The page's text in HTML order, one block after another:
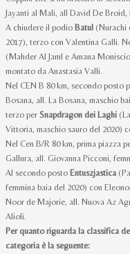
Jayanti al Mali, all David De
A chiudere il podio Batul (Nurachi
2017), terzo con Valentina Galli.
(Mahder Al Jaml e Amana
montato da Anastasia Valli.
Nel CEN B 80 km, secondo posto
Bosana, all. La Bosana, maschio
terzo per Snapdragon dei Laghi
Vittoria, maschio sauro del 2020)
Nel Cen B/R 80 km, prima piazza
Gallura, all. Giovanna Picconi,
Al secondo posto Entuszjastica
femmina baia del 2020) con
Noor de Majorie, all. Nuova Az
Alioli.
Per quanto riguarda la classifica
categoria è la seguente: